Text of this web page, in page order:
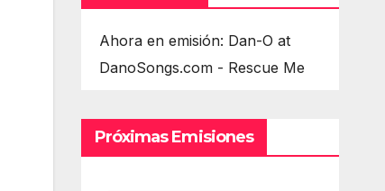
Ahora en emisión: Dan-O at
DanoSongs.com - Rescue Me
Próximas Emisiones